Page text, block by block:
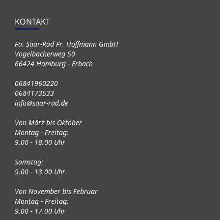
KONTAKT
Fa. Saar-Rad Fr. Hoffmann GmbH
Vogelbacherweg 50
66424 Homburg - Erbach
06841960220
0684173533
info@saar-rad.de
Von März bis Oktober
Montag - Freitag:
9.00 - 18.00 Uhr
Samstag:
9.00 - 13.00 Uhr
Von November bis Februar
Montag - Freitag:
9.00 - 17.00 Uhr